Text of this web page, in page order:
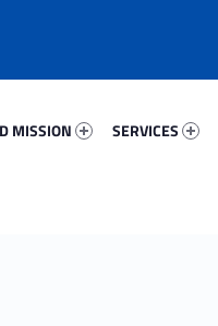
MISSION
SERVICES